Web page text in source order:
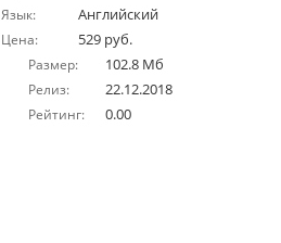
Язык: Английский
Цена: 529 руб.
Размер: 102.8 Мб
Релиз: 22.12.2018
Рейтинг: 0.00